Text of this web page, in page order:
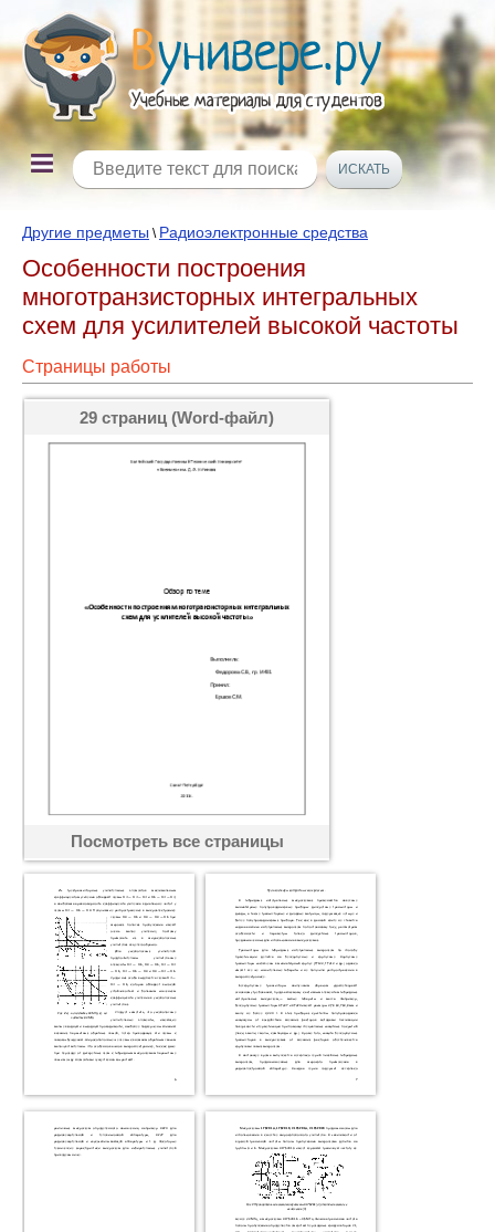
Другие предметы \ Радиоэлектронные средства
Особенности построения
многотранзисторных интегральных
схем для усилителей высокой частоты
Страницы работы
29 страниц (Word-файл)
Посмотреть все страницы